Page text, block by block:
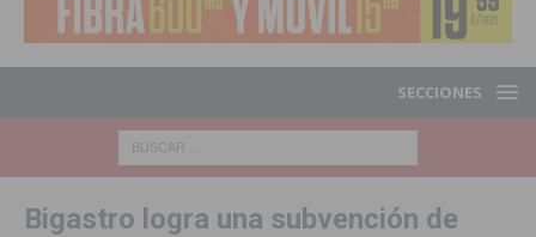
SECCIONES
Bigastro logra una subvención de